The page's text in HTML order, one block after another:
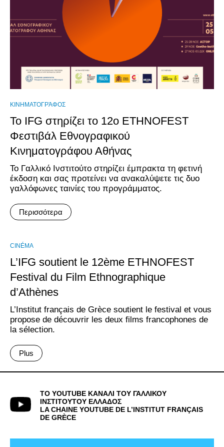
ΚΙΝΗΜΑΤΟΓΡΆΦΟΣ
Το IFG στηρίζει το 12ο ETHNOFEST
Φεστιβάλ Εθνογραφικού
Κινηματογράφου Αθήνας
Το Γαλλικό Ινστιτούτο στηρίζει έμπρακτα τη φετινή
έκδοση και σας προτείνει να ανακαλύψετε τις δυο
γαλλόφωνες ταινίες του προγράμματος.
Περισσότερα
CINÉMA
L’IFG soutient le 12ème ETHNOFEST
Festival du Film Ethnographique
d’Athènes
L’Institut français de Grèce soutient le festival et vous
propose de découvrir les deux films francophones de
la sélection.
Plus
ΤΟ YOUTUBE ΚΑΝΑΛΙ ΤΟΥ ΓΑΛΛΙΚΟΥ
ΙΝΣΤΙΤΟΥΤΟΥ ΕΛΛΑΔΟΣ
LA CHAINE YOUTUBE DE L’INSTITUT FRANÇAIS
DE GRÈCE